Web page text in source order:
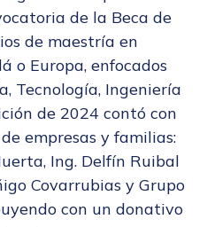
de la Beca de
de maestría en
o Europa, enfocados
Tecnología, Ingeniería
de 2024 contó con
empresas y familias:
Ing. Delfín Ruibal
Covarrubias y Grupo
con un donativo